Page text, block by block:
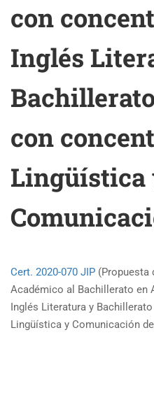
con
Inglés
con
Lingüística
Cert. 2020-070 JIP (Propuesta
Académico al Bachillerato en
Inglés Literatura y
Lingüística y Comunicación